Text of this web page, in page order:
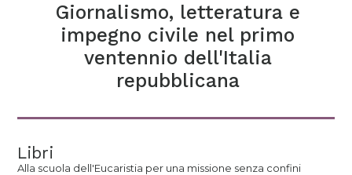
Giornalismo, letteratura e
impegno civile nel primo
ventennio dell'Italia
repubblicana
Libri
Alla scuola dell'Eucaristia per una missione senza confini